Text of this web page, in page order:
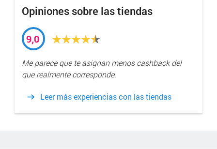
Opiniones sobre las tiendas
9,0
Me parece que te asignan menos cashback del
que realmente corresponde.
Leer más experiencias con las tiendas